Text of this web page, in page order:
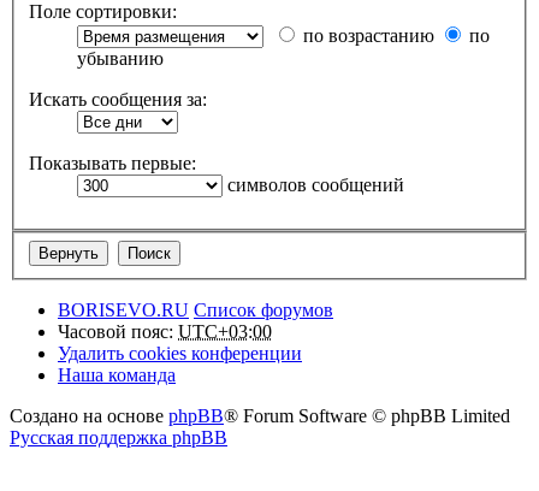
Поле сортировки:
по возрастанию
по
убыванию
Искать сообщения за:
Показывать первые:
символов сообщений
BORISEVO.RU Список форумов
Часовой пояс: UTC+03:00
Удалить cookies конференции
Наша команда
Создано на основе phpBB® Forum Software © phpBB Limited
Русская поддержка phpBB